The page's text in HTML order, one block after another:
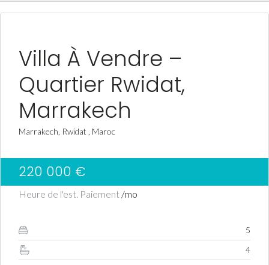
Villa À Vendre –
Quartier Rwidat,
Marrakech
Marrakech, Rwidat , Maroc
220 000 €
Heure de l'est. Paiement /mo
5
4